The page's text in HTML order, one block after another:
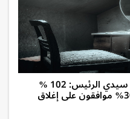
خوفا من أشباح الأعوام الماضية سيدي الرئيس: 102 %
يريدونك رئيسا مدى الحياة و300% موافقون على إغلاق